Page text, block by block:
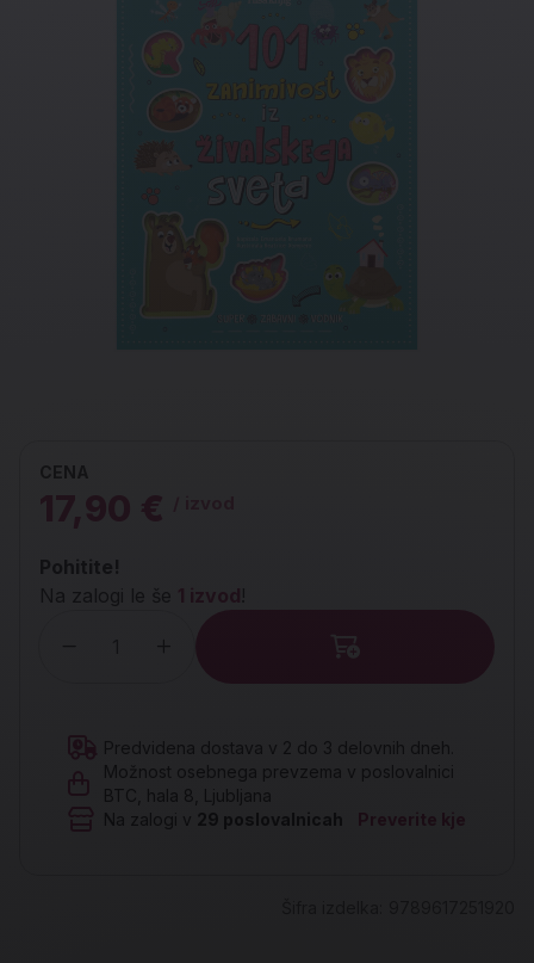
CENA
17,90 €
Pohitite!
Na zalogi le še 1 izvod
Predvidena dostava v 2 do 3 delovnih dneh.
Možnost osebnega prevzema v poslovalnici
BTC, hala 8, Ljubljana
Na zalogi v 29 poslovalnicah Preverite kje